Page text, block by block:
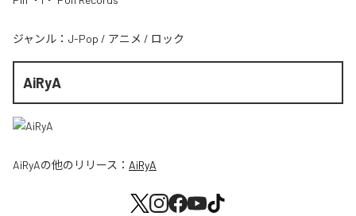
ジャンル： J-Pop / アニメ / ロック
AiRyA
AiRyAの他のリリース： AiRyA